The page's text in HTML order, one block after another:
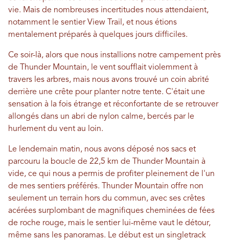
vie. Mais de nombreuses incertitudes nous attendaient,
notamment le sentier View Trail, et nous étions
mentalement préparés à quelques jours difficiles.
Ce soir-là, alors que nous installions notre campement près
de Thunder Mountain, le vent soufflait violemment à
travers les arbres, mais nous avons trouvé un coin abrité
derrière une crête pour planter notre tente. C'était une
sensation à la fois étrange et réconfortante de se retrouver
allongés dans un abri de nylon calme, bercés par le
hurlement du vent au loin.
Le lendemain matin, nous avons déposé nos sacs et
parcouru la boucle de 22,5 km de Thunder Mountain à
vide, ce qui nous a permis de profiter pleinement de l'un
de mes sentiers préférés. Thunder Mountain offre non
seulement un terrain hors du commun, avec ses crêtes
acérées surplombant de magnifiques cheminées de fées
de roche rouge, mais le sentier lui-même vaut le détour,
même sans les panoramas. Le début est un singletrack